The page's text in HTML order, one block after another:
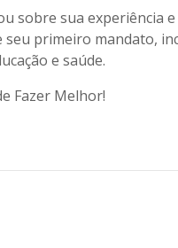
sobre sua experiência
seu primeiro mandato,
e saúde.
Fazer Melhor!